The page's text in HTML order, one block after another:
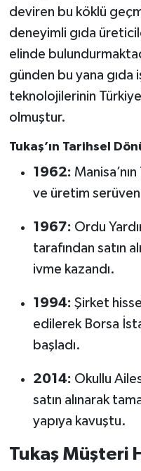
deviren bu köklü
deneyimli gıda
elinde
günden bu yana gıda
teknolojilerinin
olmuştur.
Tukaş’ın Tarihsel
1962:
ve üretim
1967: Ordu
tarafından satın
ivme kazandı.
1994: Şirket
edilerek Borsa
başladı.
2014: Okullu
satın alınarak
yapıya kavuştu.
Tukaş Müşteri